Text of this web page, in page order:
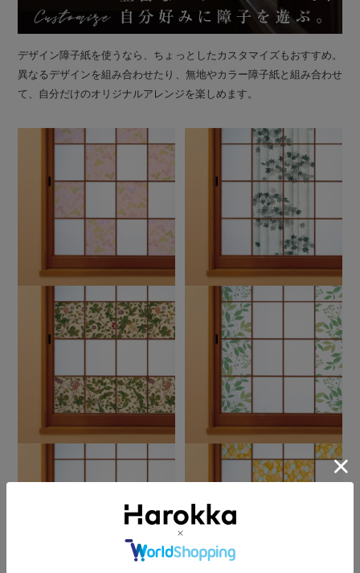
デザイン障子紙を使うなら、ちょっとしたカスタマイズもおすすめ。
異なるデザインを組み合わせたり、無地やカラー障子紙と組み合わせ
て、自分だけのオリジナルアレンジを楽しめます。